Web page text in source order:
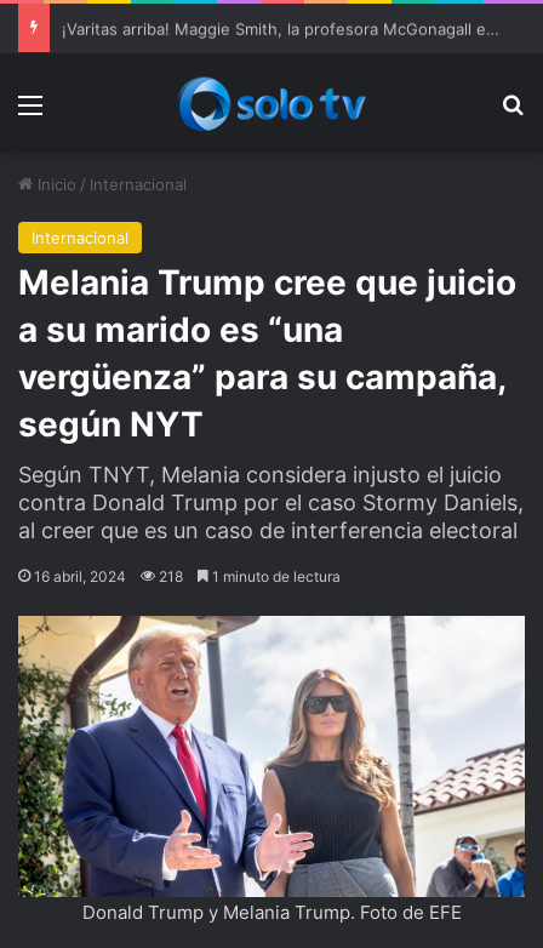
Ter Stegen operado “satisfactoriamente” de una rotura completa del tendón rotuliano
Menu
Inicio / Internacional
Internacional
Melania Trump cree que juicio
a su marido es “una
vergüenza” para su campaña,
según NYT
Según TNYT, Melania considera injusto el juicio
contra Donald Trump por el caso Stormy Daniels,
al creer que es un caso de interferencia electoral
16 abril, 2024 218 1 minuto de lectura
Donald Trump y Melania Trump. Foto de EFE